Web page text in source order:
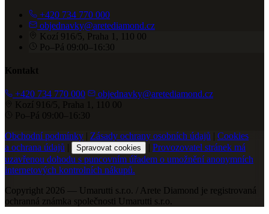
+420 734 770 000
objednavky@aretediamond.cz
Kozí 916/5, Praha 1, 110 00
Po–Pá 09:00–16:30
Kontakt
+420 734 770 000
objednavky@aretediamond.cz
Kozí 916/5, Praha 1, 110 00
Po–Pá 09:00–16:30
Obchodní podmínky | Zásady ochrany osobních údajů | Cookies
a ochrana údajů | Spravovat cookies | Provozovatel stránek má
uzavřenou dohodu s puncovním úřadem o umožnění anonymních
internetových kontrolních nákupů.
Copyright 2026 — Umarutti s.r.o. / Arete Diamond je registrovaná
ochranná známka společnosti Umarutti s.r.o.